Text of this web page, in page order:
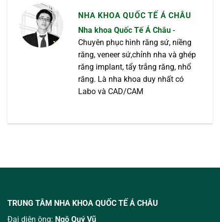
NHA KHOA QUỐC TẾ Á CHÂU
Nha khoa Quốc Tế Á Châu -
Chuyên phục hình răng sứ, niềng
răng, veneer sứ,chỉnh nha và ghép
răng implant, tẩy trắng răng, nhổ
răng. Là nha khoa duy nhất có
Labo và CAD/CAM
TRUNG TÂM NHA KHOA QUỐC TẾ Á CHÂU
Đại diện ông: Ngô Quý Vũ